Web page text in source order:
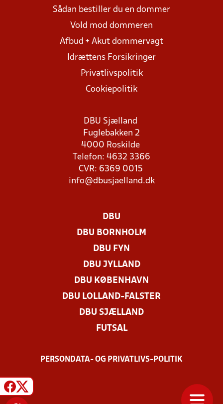
Sådan bestiller du en dommer
Vold mod dommeren
Afbud + Akut dommervagt
Idrættens Forsikringer
Privatlivspolitik
Cookiepolitik
DBU Sjælland
Fuglebakken 2
4000 Roskilde
Telefon: 4632 3366
CVR: 6369 0015
info@dbusjaelland.dk
DBU
DBU BORNHOLM
DBU FYN
DBU JYLLAND
DBU KØBENHAVN
DBU LOLLAND-FALSTER
DBU SJÆLLAND
FUTSAL
PERSONDATA- OG PRIVATLIVS-POLITIK